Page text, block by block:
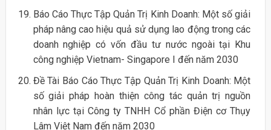
Báo Cáo Thực Tập Quản Trị Kinh Doanh: Một số giải
pháp nâng cao hiệu quả sử dụng lao động trong các
doanh nghiệp có vốn đầu tư nước ngoài tại Khu
công nghiệp Vietnam- Singapore I đến năm 2030
Đề Tài Báo Cáo Thực Tập Quản Trị Kinh Doanh: Một
số giải pháp hoàn thiện công tác quản trị nguồn
nhân lực tại Công ty TNHH Cổ phần Điện cơ Thụy
Lâm Việt Nam đến năm 2030